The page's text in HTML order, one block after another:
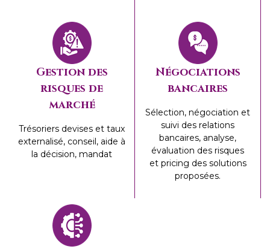
Gestion des
risques de
marché
Trésoriers devises et taux
externalisé, conseil, aide à
la décision, mandat
Négociations
bancaires
Sélection, négociation et
suivi des relations
bancaires, analyse,
évaluation des risques
et pricing des solutions
proposées.